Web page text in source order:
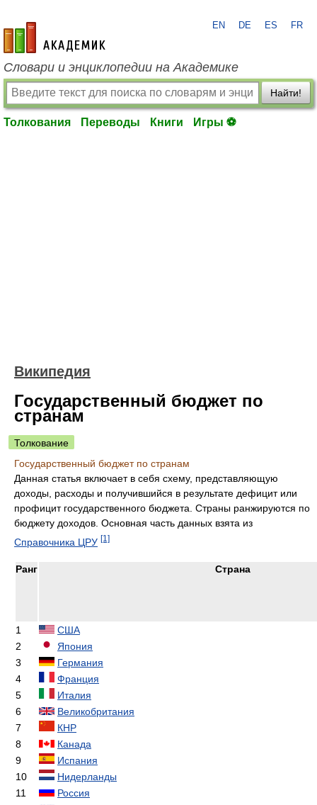
academic.ru
EN DE ES FR
Словари и энциклопедии на Академике
Найти!
Толкования Переводы Книги Игры ⚽
Википедия
Государственный бюджет по
странам
Толкование
Государственный бюджет по странам
Данная статья включает в себя схему, представляющую
доходы, расходы и получившийся в результате дефицит или
профицит государственного бюджета. Страны ранжируются по
бюджету доходов. Основная часть данных взята из
Справочника ЦРУ [1]
Ранг Страна
1
США
2
Япония
3
Германия
4
Франция
5
Италия
6
Великобритания
7
КНР
8
Канада
9
Испания
10
Нидерланды
11
Россия